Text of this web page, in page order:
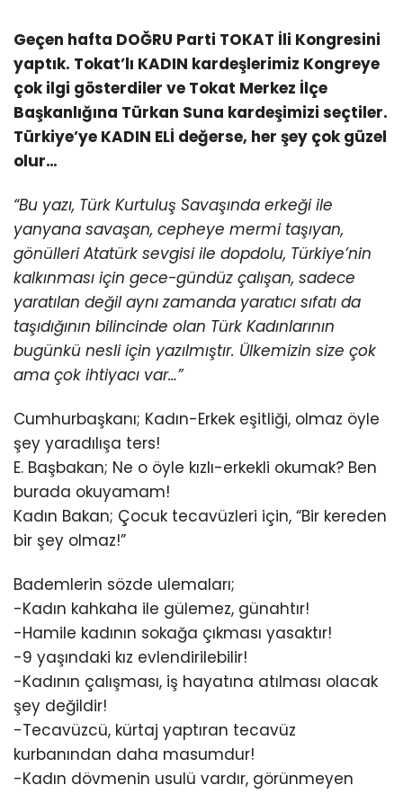
Geçen hafta DOĞRU Parti TOKAT İli Kongresini
yaptık. Tokat’lı KADIN kardeşlerimiz Kongreye
çok ilgi gösterdiler ve Tokat Merkez İlçe
Başkanlığına Türkan Suna kardeşimizi seçtiler.
Türkiye’ye KADIN ELİ değerse, her şey çok güzel
olur…
“Bu yazı, Türk Kurtuluş Savaşında erkeği ile
yanyana savaşan, cepheye mermi taşıyan,
gönülleri Atatürk sevgisi ile dopdolu, Türkiye’nin
kalkınması için gece-gündüz çalışan, sadece
yaratılan değil aynı zamanda yaratıcı sıfatı da
taşıdığının bilincinde olan Türk Kadınlarının
bugünkü nesli için yazılmıştır. Ülkemizin size çok
ama çok ihtiyacı var…”
Cumhurbaşkanı; Kadın-Erkek eşitliği, olmaz öyle
şey yaradılışa ters!
E. Başbakan; Ne o öyle kızlı-erkekli okumak? Ben
burada okuyamam!
Kadın Bakan; Çocuk tecavüzleri için, “Bir kereden
bir şey olmaz!”
Bademlerin sözde ulemaları;
-Kadın kahkaha ile gülemez, günahtır!
-Hamile kadının sokağa çıkması yasaktır!
-9 yaşındaki kız evlendirilebilir!
-Kadının çalışması, iş hayatına atılması olacak
şey değildir!
-Tecavüzcü, kürtaj yaptıran tecavüz
kurbanından daha masumdur!
-Kadın dövmenin usulü vardır, görünmeyen